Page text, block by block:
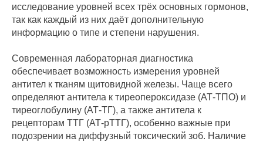
исследование уровней всех трёх основных гормонов,
так как каждый из них даёт дополнительную
информацию о типе и степени нарушения.
Современная лабораторная диагностика
обеспечивает возможность измерения уровней
антител к тканям щитовидной железы. Чаще всего
определяют антитела к тиреопероксидазе (АТ-ТПО) и
тиреоглобулину (АТ-ТГ), а также антитела к
рецепторам ТТГ (АТ-рТТГ), особенно важные при
подозрении на диффузный токсический зоб. Наличие